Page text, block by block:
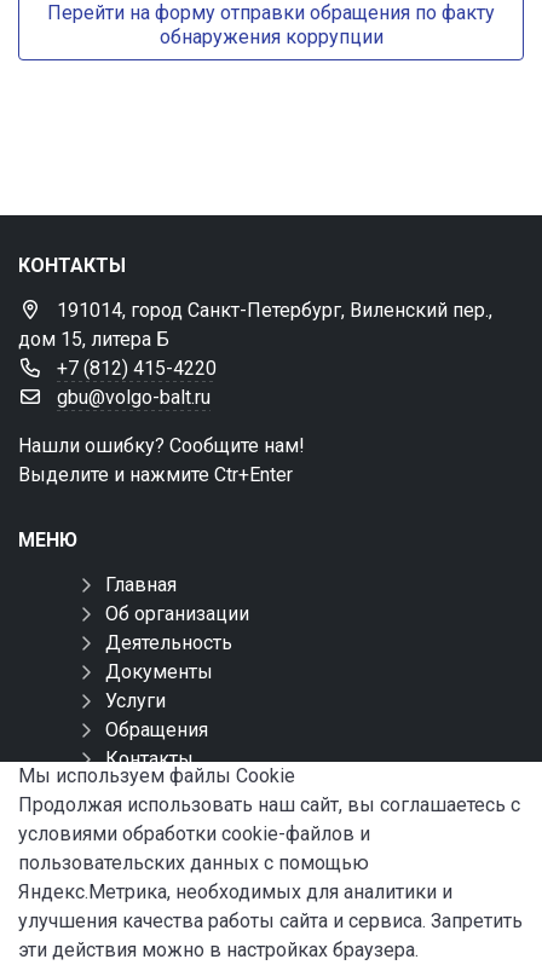
Перейти на форму отправки обращения по факту
обнаружения коррупции
КОНТАКТЫ
191014, город Санкт-Петербург, Виленский пер.,
дом 15, литера Б
+7 (812) 415-4220
gbu@volgo-balt.ru
Нашли ошибку? Сообщите нам!
Выделите и нажмите Ctr+Enter
МЕНЮ
Главная
Об организации
Деятельность
Документы
Услуги
Обращения
Контакты
Карта сайта
СОЦИАЛЬНЫЕ СЕТИ
Мы используем файлы Сookie
Продолжая использовать наш сайт, вы соглашаетесь с
условиями обработки cookie-файлов и
пользовательских данных с помощью
Яндекс.Метрика, необходимых для аналитики и
улучшения качества работы сайта и сервиса. Запретить
эти действия можно в настройках браузера.